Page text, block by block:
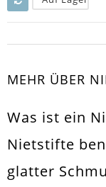
MEHR ÜBER
Was ist ein
Nietstifte
glatter